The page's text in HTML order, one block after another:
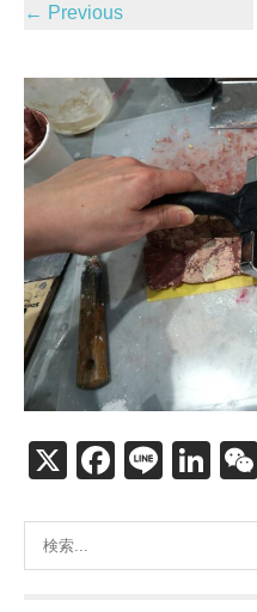
← Previous
X
F
c
e
Li
e
Li
k
e